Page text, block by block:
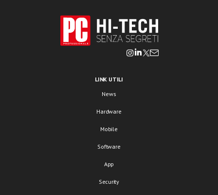
LINK UTILI
News
Hardware
Mobile
Software
App
Security